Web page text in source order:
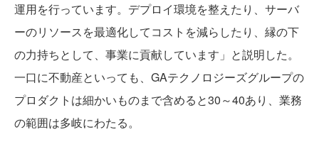
運用を行っています。デプロイ環境を整えたり、サーバ
ーのリソースを最適化してコストを減らしたり、縁の下
の力持ちとして、事業に貢献しています」と説明した。
一口に不動産といっても、GAテクノロジーズグループの
プロダクトは細かいものまで含めると30～40あり、業務
の範囲は多岐にわたる。